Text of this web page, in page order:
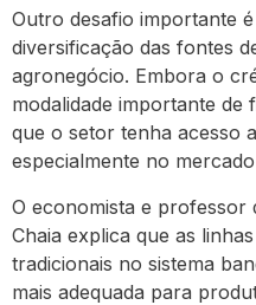
Outro desafio importante
diversificação das fontes
agronegócio. Embora o
modalidade importante de
que o setor tenha acesso
especialmente no
O economista e
Chaia explica que as
tradicionais no sistema
mais adequada para